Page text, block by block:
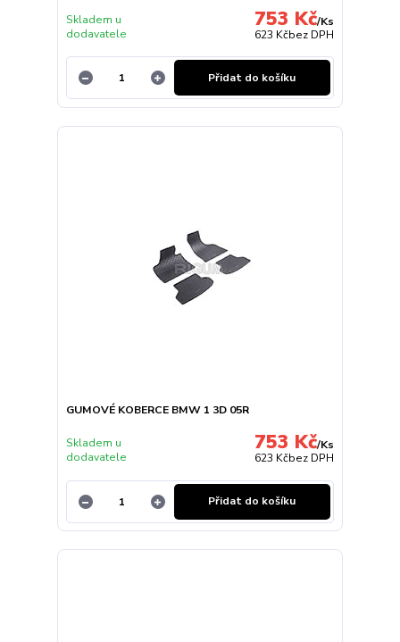
753 Kč/Ks
623 Kčbez DPH
Skladem u
dodavatele
Přidat do košíku
GUMOVÉ KOBERCE BMW 1 3D 05R
753 Kč/Ks
623 Kčbez DPH
Skladem u
dodavatele
Přidat do košíku